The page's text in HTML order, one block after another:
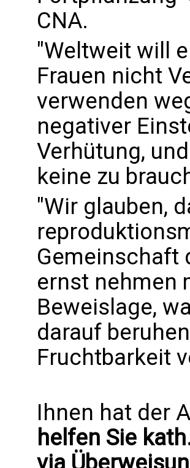
CNA.
"Weltweit will
Frauen nicht
verwenden
negativer
Verhütung,
keine zu
"Wir glauben,
Gemeinschaft
ernst nehmen
Beweislage,
darauf
Fruchtbarkeit
Ihnen hat der
helfen Sie